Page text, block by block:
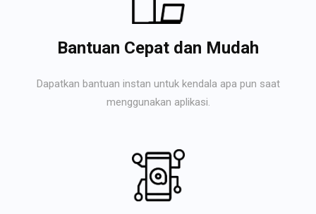
Bantuan Cepat dan Mudah
Dapatkan bantuan instan untuk kendala apa pun saat
menggunakan aplikasi.